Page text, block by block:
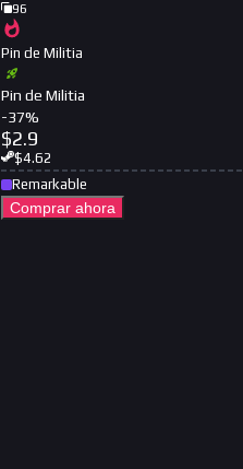
96
Pin de Militia
Pin de Militia
-37%
$2.9
$4.62
Remarkable
Comprar ahora